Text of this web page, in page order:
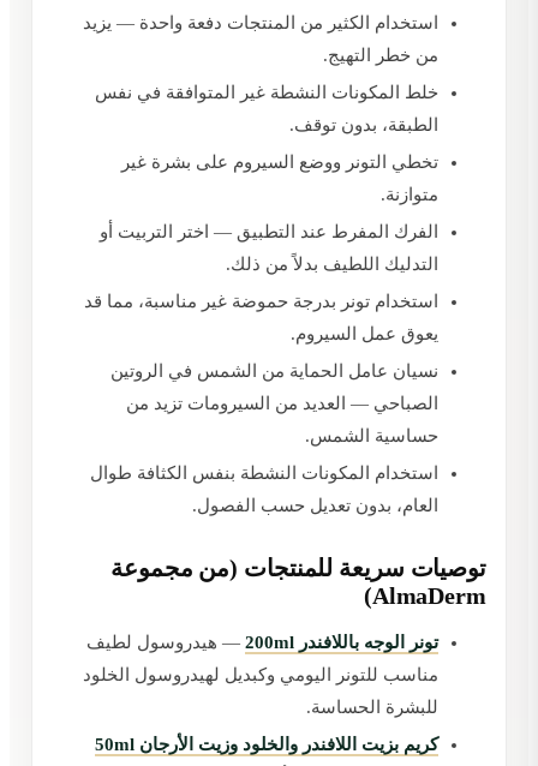
استخدام الكثير من المنتجات دفعة واحدة — يزيد
من خطر التهيج.
خلط المكونات النشطة غير المتوافقة في نفس
الطبقة، بدون توقف.
تخطي التونر ووضع السيروم على بشرة غير
متوازنة.
الفرك المفرط عند التطبيق — اختر التربيت أو
التدليك اللطيف بدلاً من ذلك.
استخدام تونر بدرجة حموضة غير مناسبة، مما قد
يعوق عمل السيروم.
نسيان عامل الحماية من الشمس في الروتين
الصباحي — العديد من السيرومات تزيد من
حساسية الشمس.
استخدام المكونات النشطة بنفس الكثافة طوال
العام، بدون تعديل حسب الفصول.
توصيات سريعة للمنتجات (من مجموعة
AlmaDerm)
تونر الوجه باللافندر 200ml
— هيدروسول لطيف
مناسب للتونر اليومي وكبديل لهيدروسول الخلود
للبشرة الحساسة.
كريم بزيت اللافندر والخلود وزيت الأرجان 50ml